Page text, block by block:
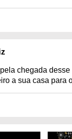
chegada
a sua casa para